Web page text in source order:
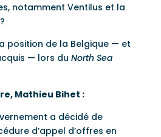
notamment Ventilus et la
position de la Belgique — et
— lors du North Sea
Mathieu Bihet :
a décidé de
d’appel d’offres en